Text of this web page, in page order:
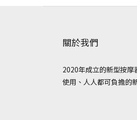
關於我們
2020年成立的新型按
使用、人人都可負擔的